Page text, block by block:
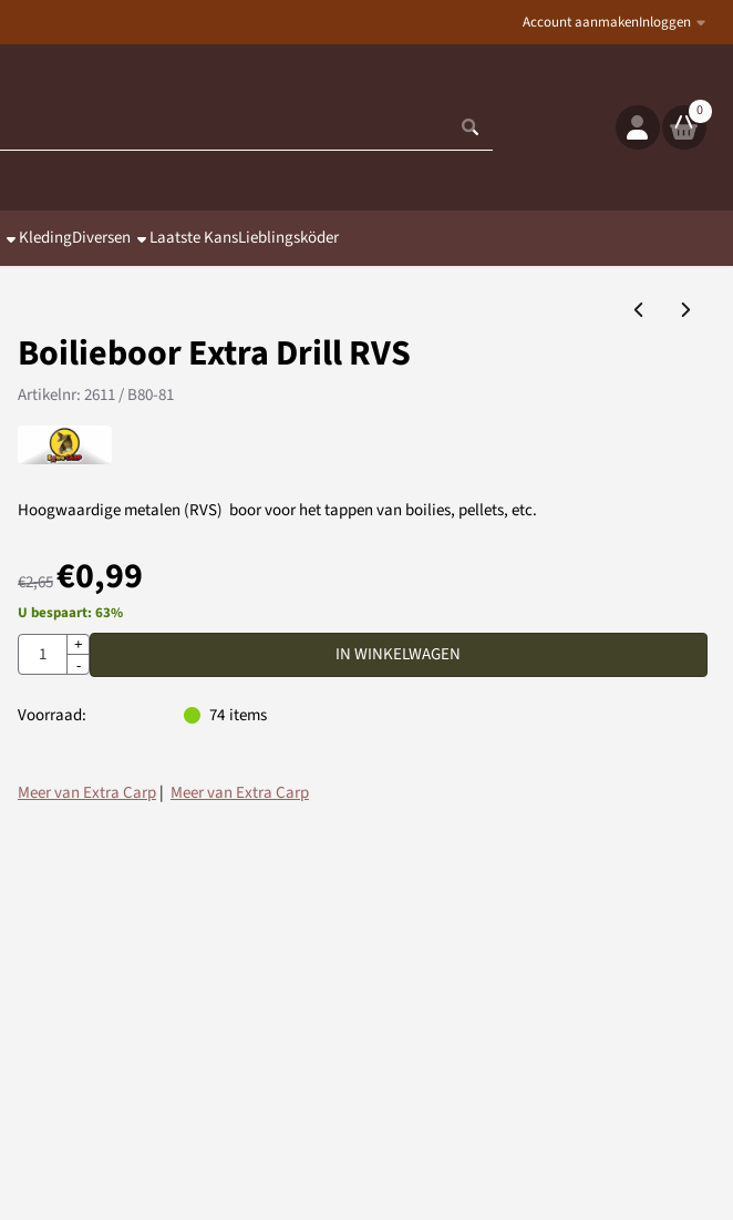
Account aanmakenInloggen
0
KledingDiversen Laatste KansLieblingsköder
Boilieboor Extra Drill RVS
Artikelnr:2611 / B80-81
Hoogwaardige metalen (RVS) boor voor het tappen van boilies, pellets, etc.
€2,65€0,99
U bespaart: 63%
Aantal
+
-
IN WINKELWAGEN
Voorraad: 74 items
Meer van Extra Carp| Meer van Extra Carp